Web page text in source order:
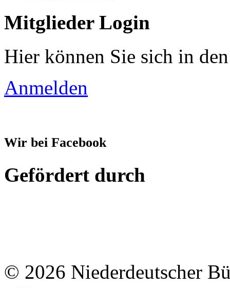
Mitglieder Login
Hier können Sie sich in
Anmelden
Wir bei Facebook
Gefördert durch
© 2026 Niederdeutscher